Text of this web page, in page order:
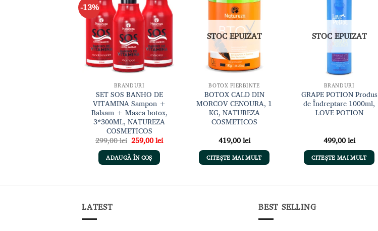
-13% Adaugă
la lista
de
dorințe
BRANDURI
SET SOS BANHO DE
VITAMINA Sampon +
Balsam + Masca botox,
3*300ML, NATUREZA
COSMETICOS
299,00lei Prețul
inițial
a
fost:
299,00 lei.
259,00leiPrețul
curent
ADAUGĂ ÎN COȘ
dorințe
STOC EPUIZAT
BOTOX FIERBINTE
BOTOX CALD DIN
MORCOV CENOURA, 1
KG, NATUREZA
COSMETICOS
419,00lei
CITEȘTE MAI MULT
dorințe
STOC EPUIZAT
BRANDURI
GRAPE POTION Produs
de Îndreptare 1000ml,
LOVE POTION
499,00lei
CITEȘTE MAI MULT
LATEST BEST SELLING